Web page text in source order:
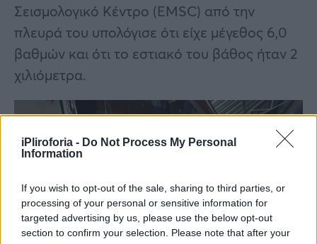
iPliroforia - Do Not Process My Personal
Information
If you wish to opt-out of the sale, sharing to third parties, or
processing of your personal or sensitive information for
targeted advertising by us, please use the below opt-out
section to confirm your selection. Please note that after your
Σεισμολογικό Κέντρο (EMSC) από την
πλευρά του υπολόγισε ότι είχε μέγεθος 6,0
βαθμών και ότι το εστιακό του βάθος ήταν 2
χιλιόμετρα.